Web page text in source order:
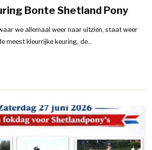
Bonte Shetland Pony
we allemaal weer naar uitzien, staat weer
meest kleurrijke keuring, de...